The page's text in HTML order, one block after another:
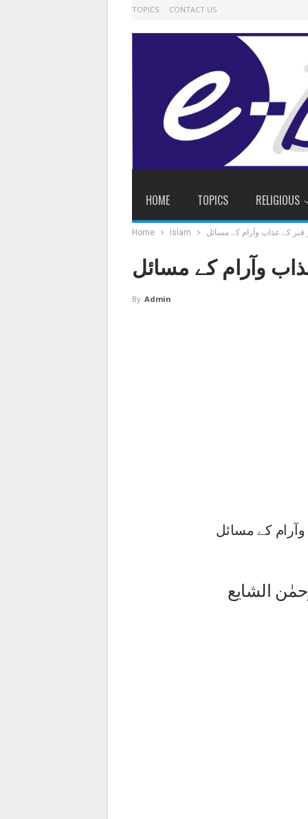
TOPICS CONTACT US
HOME TOPICS RELIGIOUS
Home Islam قبر کے عذاب وآرام کے مسائل
وآرام کے مسائل
By Admin
کے مسائل
الشایع